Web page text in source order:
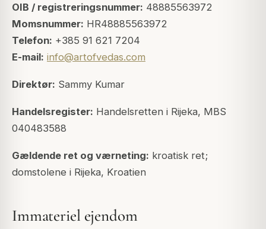
OIB / registreringsnummer: 48885563972
Momsnummer: HR48885563972
Telefon: +385 91 621 7204
E-mail: info@artofvedas.com
Direktør: Sammy Kumar
Handelsregister: Handelsretten i Rijeka, MBS
040483588
Gældende ret og værneting: kroatisk ret;
domstolene i Rijeka, Kroatien
Immateriel ejendom